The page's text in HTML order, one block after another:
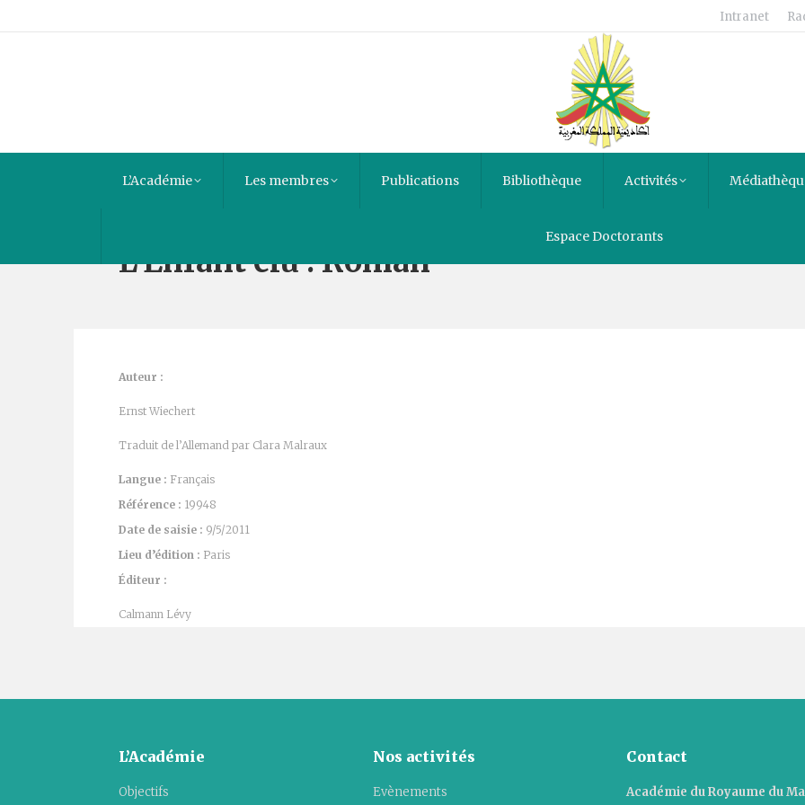
Intranet
L’Académie Les membres Publications Bibliothèque Activités
Espace Doctorants
L’Enfant élu : Roman
Auteur :
Ernst Wiechert
Traduit de l’Allemand par Clara Malraux
Langue : Français
Référence : 19948
Date de saisie : 9/5/2011
Lieu d’édition : Paris
Éditeur :
Calmann Lévy
L’Académie
Objectifs
Nos activités
Evènements
Contact
Académie du Royaume du